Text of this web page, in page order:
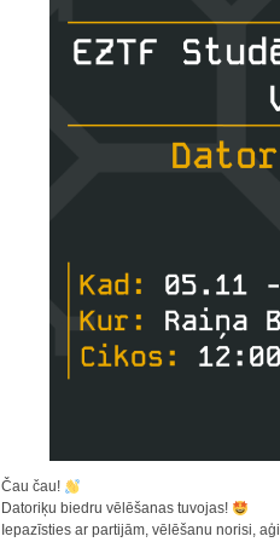
Čau čau!
Datoriķu biedru vēlēšanas tuvojas!
Iepazīsties ar partijām, vēlēšanu norisi,